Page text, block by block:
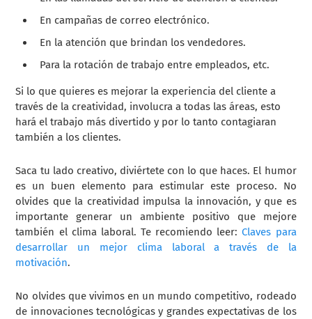
En campañas de correo electrónico.
En la atención que brindan los vendedores.
Para la rotación de trabajo entre empleados, etc.
Si lo que quieres es mejorar la experiencia del cliente a
través de la creatividad, involucra a todas las áreas, esto
hará el trabajo más divertido y por lo tanto contagiaran
también a los clientes.
Saca tu lado creativo, diviértete con lo que haces. El humor
es un buen elemento para estimular este proceso. No
olvides que la creatividad impulsa la innovación, y que es
importante generar un ambiente positivo que mejore
también el clima laboral. Te recomiendo leer:Claves para
desarrollar un mejor clima laboral a través de la
motivación.
No olvides que vivimos en un mundo competitivo, rodeado
de innovaciones tecnológicas y grandes expectativas de los